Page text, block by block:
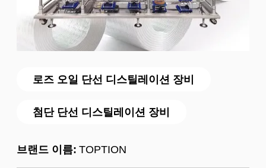
로즈 오일 단선 디스틸레이션 장비
첨단 단선 디스틸레이션 장비
브랜드 이름: TOPTION